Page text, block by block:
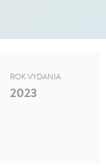
ROK VYDANIA
2023